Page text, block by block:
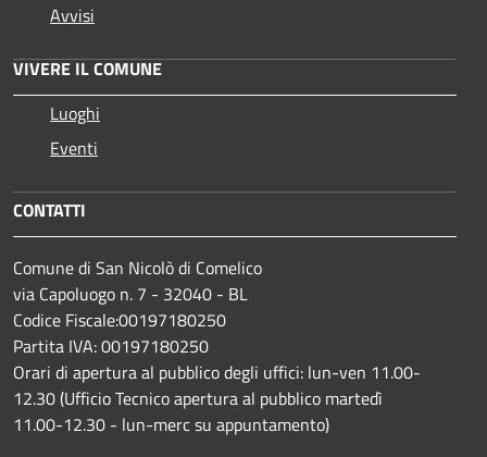
Avvisi
VIVERE IL COMUNE
Luoghi
Eventi
CONTATTI
Comune di San Nicolò di Comelico
via Capoluogo n. 7 - 32040 - BL
Codice Fiscale:00197180250
Partita IVA: 00197180250
Orari di apertura al pubblico degli uffici: lun-ven 11.00-
12.30 (Ufficio Tecnico apertura al pubblico martedì
11.00-12.30 - lun-merc su appuntamento)